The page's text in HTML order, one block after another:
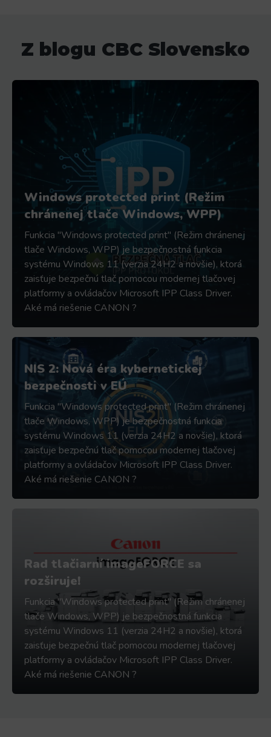
Z blogu CBC Slovensko
Windows protected print (Režim
chránenej tlače Windows, WPP)
Funkcia "Windows protected print" (Režim chránenej
tlače Windows, WPP) je bezpečnostná funkcia
systému Windows 11 (verzia 24H2 a novšie), ktorá
zaisťuje bezpečnú tlač pomocou modernej tlačovej
platformy a ovládačov Microsoft IPP Class Driver.
Aké má riešenie CANON ?
NIS 2: Nová éra kybernetickej
bezpečnosti v EÚ
Funkcia "Windows protected print" (Režim chránenej
tlače Windows, WPP) je bezpečnostná funkcia
systému Windows 11 (verzia 24H2 a novšie), ktorá
zaisťuje bezpečnú tlač pomocou modernej tlačovej
platformy a ovládačov Microsoft IPP Class Driver.
Aké má riešenie CANON ?
Rad tlačiarní imageFORCE sa
rozširuje!
Funkcia "Windows protected print" (Režim chránenej
tlače Windows, WPP) je bezpečnostná funkcia
systému Windows 11 (verzia 24H2 a novšie), ktorá
zaisťuje bezpečnú tlač pomocou modernej tlačovej
platformy a ovládačov Microsoft IPP Class Driver.
Aké má riešenie CANON ?